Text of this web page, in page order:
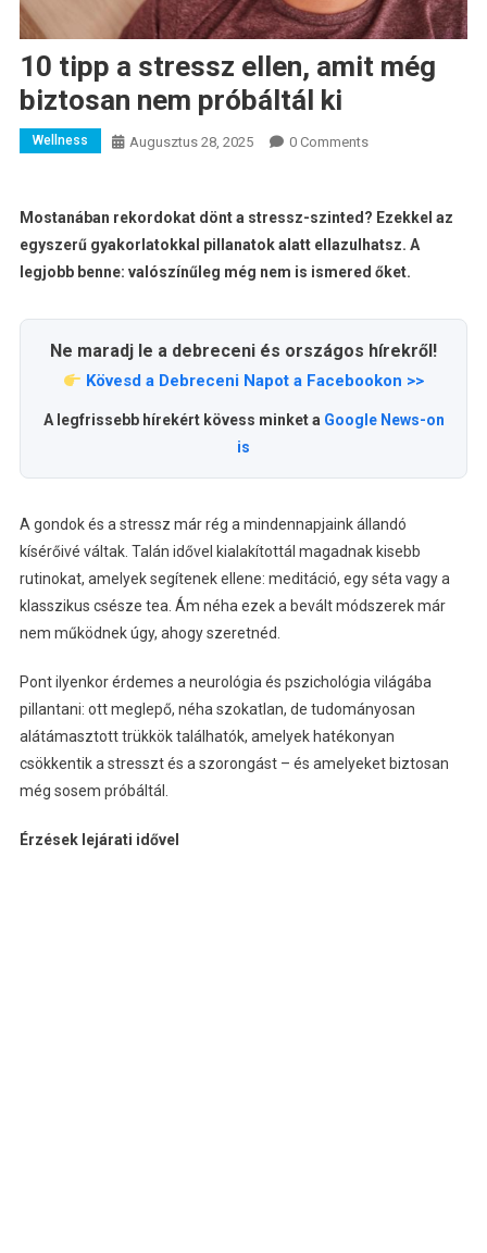
10 tipp a stressz ellen, amit még
biztosan nem próbáltál ki
Wellness Augusztus 28, 2025 0 Comments
Mostanában rekordokat dönt a stressz-szinted? Ezekkel az
egyszerű gyakorlatokkal pillanatok alatt ellazulhatsz. A
legjobb benne: valószínűleg még nem is ismered őket.
Ne maradj le a debreceni és országos hírekről!
Kövesd a Debreceni Napot a Facebookon >>
A legfrissebb hírekért kövess minket a Google News-on
is
A gondok és a stressz már rég a mindennapjaink állandó
kísérőivé váltak. Talán idővel kialakítottál magadnak kisebb
rutinokat, amelyek segítenek ellene: meditáció, egy séta vagy a
klasszikus csésze tea. Ám néha ezek a bevált módszerek már
nem működnek úgy, ahogy szeretnéd.
Pont ilyenkor érdemes a neurológia és pszichológia világába
pillantani: ott meglepő, néha szokatlan, de tudományosan
alátámasztott trükkök találhatók, amelyek hatékonyan
csökkentik a stresszt és a szorongást – és amelyeket biztosan
még sosem próbáltál.
Érzések lejárati idővel